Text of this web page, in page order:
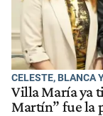
CELESTE, BLANCA
Villa María ya
Martín” fue la